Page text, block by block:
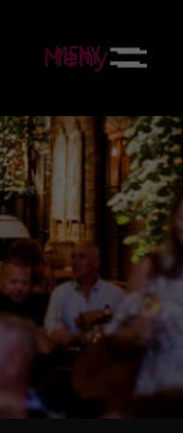
MENY
Meny